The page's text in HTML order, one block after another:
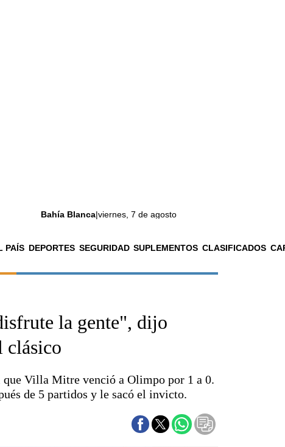
Bahía Blanca|viernes, 7 de agosto
PAÍS DEPORTES SEGURIDAD SUPLEMENTOS CLASIFICADOS
La ciudad
El país
Seguridad
Escenario Olímpico
Liga del Sur
la gente", dijo
clásico
Villa Mitre venció a Olimpo por 1 a 0.
de 5 partidos y le sacó el invicto.